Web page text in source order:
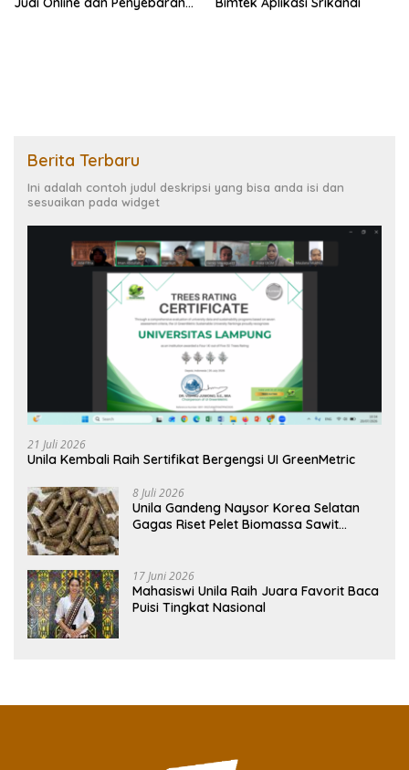
Berita Terbaru
Ini adalah contoh judul deskripsi yang bisa anda isi dan
sesuaikan pada widget
21 Juli 2026
Unila Kembali Raih Sertifikat Bergengsi UI GreenMetric
8 Juli 2026
Unila Gandeng Naysor Korea Selatan
Gagas Riset Pelet Biomassa Sawit
17 Juni 2026
Mahasiswi Unila Raih Juara Favorit Baca
Puisi Tingkat Nasional